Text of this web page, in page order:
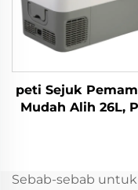
peti Sejuk
Mudah Alih 26L,
Penyejuk
Sebab-sebab